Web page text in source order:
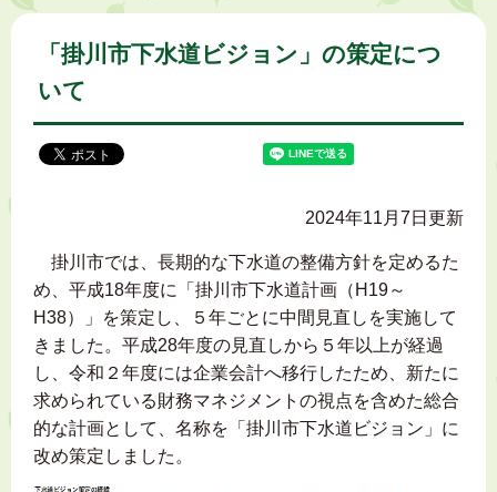
「掛川市下水道ビジョン」の策定につ
いて
2024年11月7日更新
掛川市では、長期的な下水道の整備方針を定めるた
め、平成18年度に「掛川市下水道計画（H19～
H38）」を策定し、５年ごとに中間見直しを実施して
きました。平成28年度の見直しから５年以上が経過
し、令和２年度には企業会計へ移行したため、新たに
求められている財務マネジメントの視点を含めた総合
的な計画として、名称を「掛川市下水道ビジョン」に
改め策定しました。